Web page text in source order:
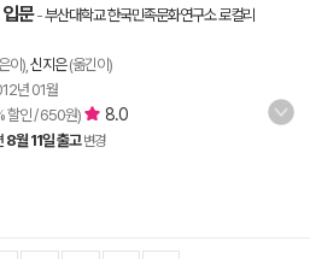
문-부산대학교 한국민족문화연구소 로컬리
이), 신지은(옮긴이)
년 01월
할인 / 650원) 8.0
8월 11일 출고 변경